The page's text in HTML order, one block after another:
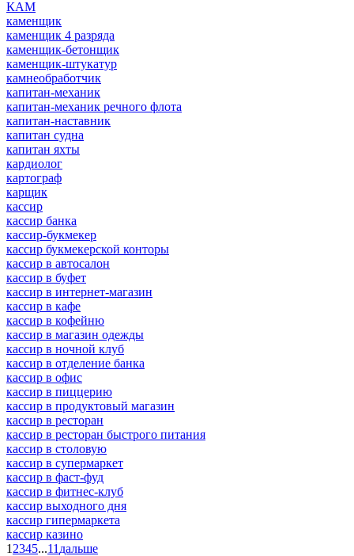
КАМ
каменщик
каменщик 4 разряда
каменщик-бетонщик
каменщик-штукатур
камнеобработчик
капитан-механик
капитан-механик речного флота
капитан-наставник
капитан судна
капитан яхты
кардиолог
картограф
карщик
кассир
кассир банка
кассир-букмекер
кассир букмекерской конторы
кассир в автосалон
кассир в буфет
кассир в интернет-магазин
кассир в кафе
кассир в кофейню
кассир в магазин одежды
кассир в ночной клуб
кассир в отделение банка
кассир в офис
кассир в пиццерию
кассир в продуктовый магазин
кассир в ресторан
кассир в ресторан быстрого питания
кассир в столовую
кассир в супермаркет
кассир в фаст-фуд
кассир в фитнес-клуб
кассир выходного дня
кассир гипермаркета
кассир казино
1 2345...11 дальше